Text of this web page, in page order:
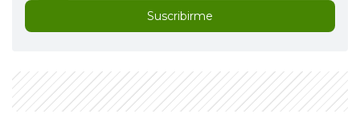
Suscribirme